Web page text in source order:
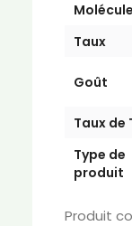
Molécule
Taux
Goût
Taux de
Type de
produit
Produit